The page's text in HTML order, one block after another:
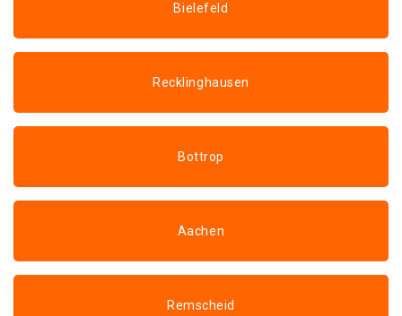
Bielefeld
Recklinghausen
Bottrop
Aachen
Remscheid